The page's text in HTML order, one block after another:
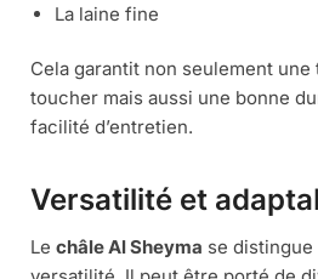
La laine fine
Cela garantit non seulement une
toucher mais aussi une bonne
facilité d’entretien.
Versatilité et
Le châle Al Sheyma se distingue